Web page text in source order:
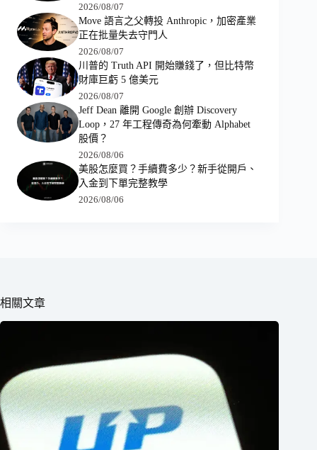
2026/08/07
Move 語言之父轉投 Anthropic，加密產業
正在批量失去守門人
2026/08/07
川普的 Truth API 開始賺錢了，但比特幣
財庫巨虧 5 億美元
2026/08/07
Jeff Dean 離開 Google 創辦 Discovery
Loop，27 年工程傳奇為何牽動 Alphabet
股價？
2026/08/06
美股怎麼買？手續費多少？新手從開戶、
入金到下單完整教學
2026/08/06
相關文章